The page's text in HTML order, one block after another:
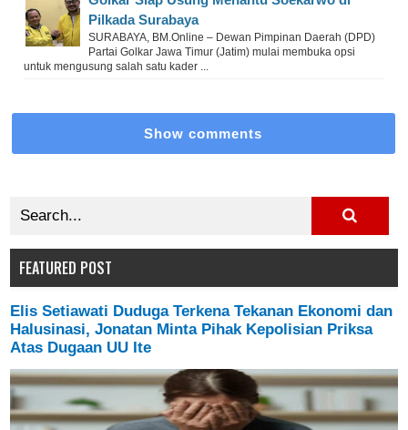
Pilkada Surabaya
SURABAYA, BM.Online – Dewan Pimpinan Daerah (DPD)
Partai Golkar Jawa Timur (Jatim) mulai membuka opsi
untuk mengusung salah satu kader ...
Show comments
FEATURED POST
Elis Setiawati Duduga Terkena Tekanan Ekonomi dan
Halusinasi, Jonatan Minta Pihak Kepolisian Priksa
Atas Dugaan UU Ite